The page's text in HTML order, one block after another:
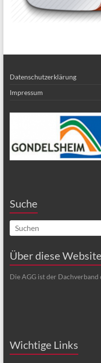
Datenschutzerklärung
Impressum
Suche
Über diese Website
Die AGG ist der
Wichtige Links